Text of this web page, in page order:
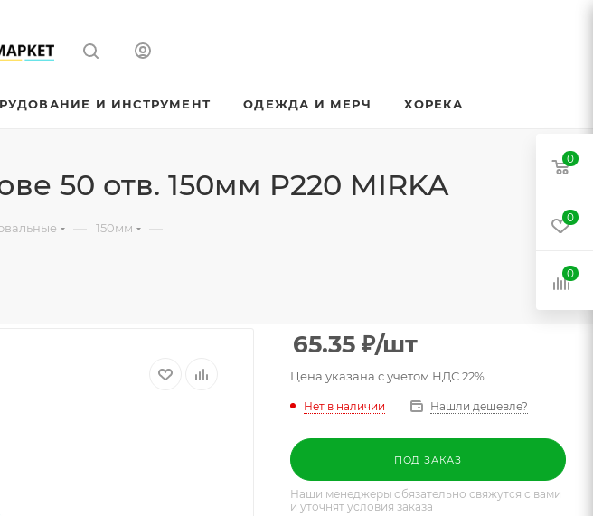
И ИНСТРУМЕНТ ОДЕЖДА И МЕРЧ ХОРЕКА
50 отв. 150мм P220 MIRKA
— 150мм —
65.35 ₽/шт
Цена указана с учетом НДС 22%
Нет в наличии Нашли дешевле?
ПОД ЗАКАЗ
Наши менеджеры обязательно свяжутся с вами
и уточнят условия заказа
0
0
0